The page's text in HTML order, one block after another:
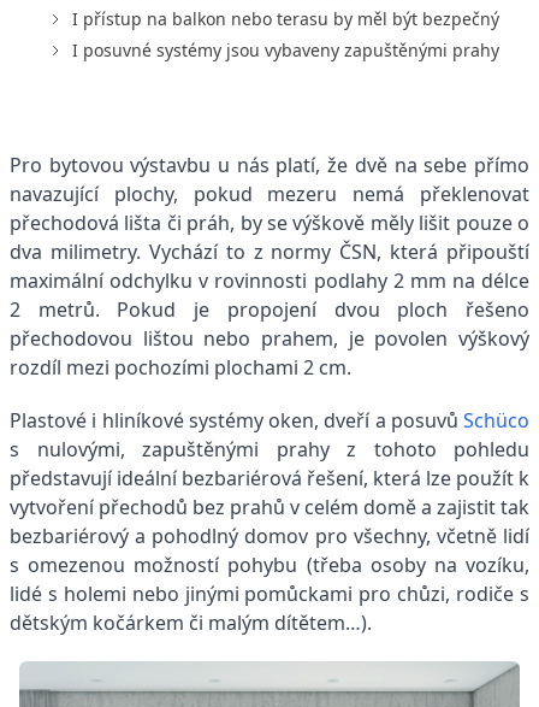
I přístup na balkon nebo terasu by měl být bezpečný
I posuvné systémy jsou vybaveny zapuštěnými prahy
Pro bytovou výstavbu u nás platí, že dvě na sebe přímo
navazující plochy, pokud mezeru nemá překlenovat
přechodová lišta či práh, by se výškově měly lišit pouze o
dva milimetry. Vychází to z normy ČSN, která připouští
maximální odchylku v rovinnosti podlahy 2 mm na délce
2 metrů. Pokud je propojení dvou ploch řešeno
přechodovou lištou nebo prahem, je povolen výškový
rozdíl mezi pochozími plochami 2 cm.
Plastové i hliníkové systémy oken, dveří a posuvů Schüco
s nulovými, zapuštěnými prahy z tohoto pohledu
představují ideální bezbariérová řešení, která lze použít k
vytvoření přechodů bez prahů v celém domě a zajistit tak
bezbariérový a pohodlný domov pro všechny, včetně lidí
s omezenou možností pohybu (třeba osoby na vozíku,
lidé s holemi nebo jinými pomůckami pro chůzi, rodiče s
dětským kočárkem či malým dítětem…).